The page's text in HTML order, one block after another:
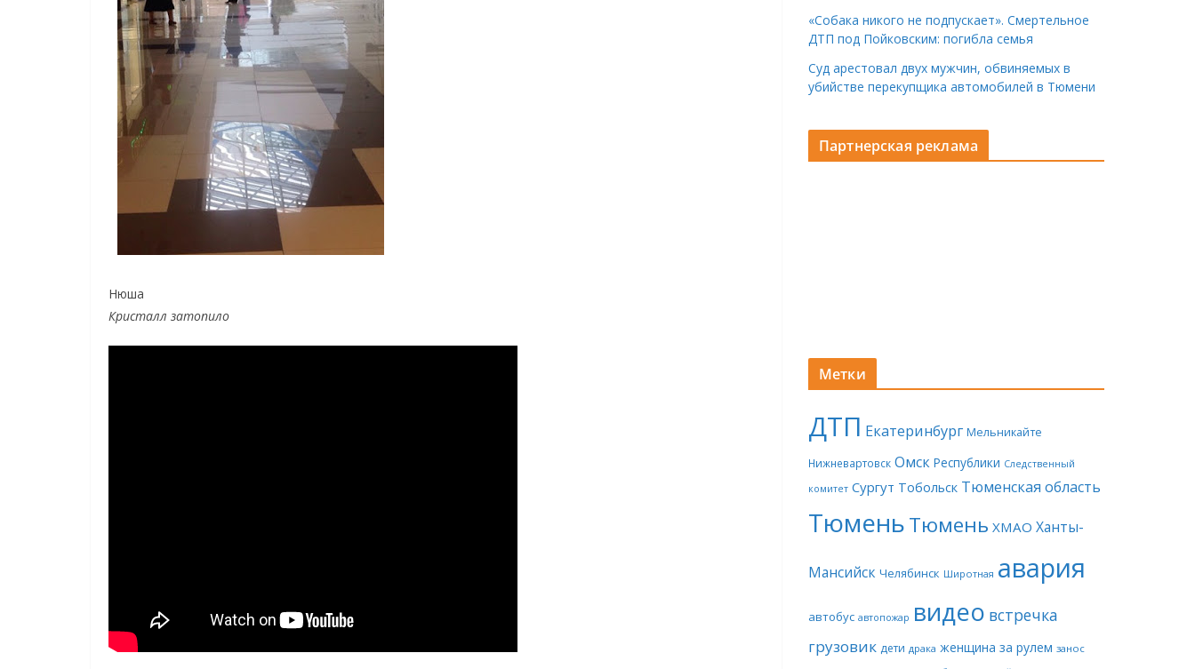
Нюша
Кристалл затопило
«Собака никого не подпускает». Смертельное
ДТП под Пойковским: погибла семья
Суд арестовал двух мужчин, обвиняемых в
убийстве перекупщика автомобилей в Тюмени
Партнерская реклама
Метки
ДТП Екатеринбург Мельникайте
Нижневартовск Омск Республики Следственный
комитет Сургут Тобольск Тюменская область
ТюменьТюмень ХМАО Ханты-
Мансийск Челябинск Широтная авария
автобус автопожар видео встречка
грузовик дети драка женщина за рулем занос